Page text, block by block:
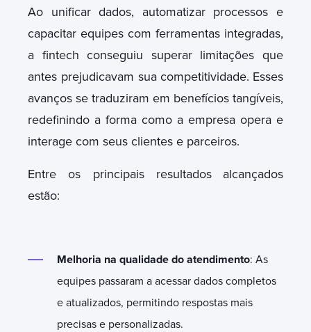
Ao unificar dados, automatizar processos e
capacitar equipes com ferramentas integradas,
a fintech conseguiu superar limitações que
antes prejudicavam sua competitividade. Esses
avanços se traduziram em benefícios tangíveis,
redefinindo a forma como a empresa opera e
interage com seus clientes e parceiros.
Entre os principais resultados
alcançados
estão:
Melhoria na qualidade do atendimento: As
equipes passaram a acessar dados completos
e atualizados, permitindo respostas mais
precisas e personalizadas.